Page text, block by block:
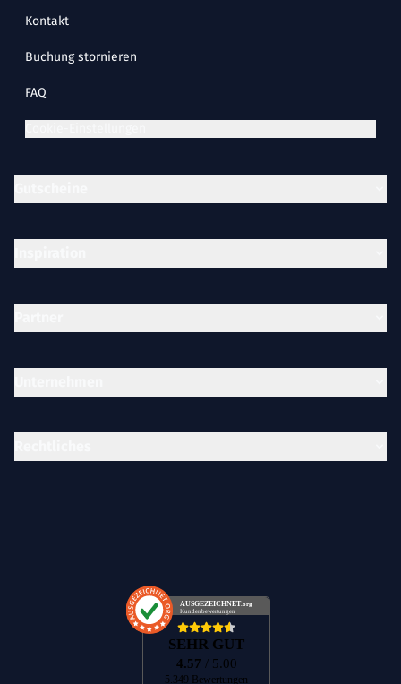
AUSGEZEICHNET.org
Kundenbewertungen
SEHR GUT
4.57 / 5.00
5.349 Bewertungen
Kontakt
Buchung stornieren
FAQ